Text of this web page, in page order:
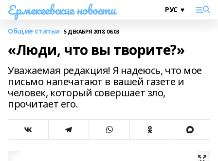
Ермекеевские новости
Общие статьи 5 ДЕКАБРЯ 2018, 06:03
«Люди, что вы творите?»
Уважаемая редакция! Я надеюсь, что мое
письмо напечатают в вашей газете и
человек, который совершает зло,
прочитает его.